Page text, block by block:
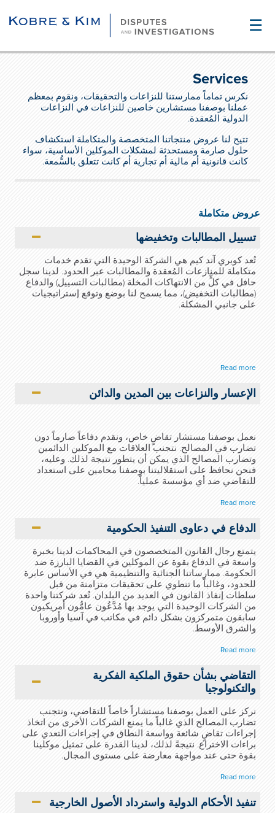
☰
Services
نكرس تماماً ممارستنا للنزاعات والتحقيقات، ونقوم بمعظم
عملنا بوصفنا مستشارين خاصين للنزاعات في النزاعات
الدولية المُعقدة.
تتيح لنا عروض منتجاتنا المتخصصة والمتكاملة استكشاف
حلول صارمة ومستحدثة لمشكلات الموكلين الأساسية، سواء
كانت قانونية أم مالية أم تجارية أم كانت تتعلق بالسُّمعة.
عروض متكاملة
تسييل المطالبات وتخفيضها
تُعد كوبري آند كيم هي الشركة الوحيدة التي تقدم خدمات
متكاملة للمنازعات المُعقدة والمطالبات عبر الحدود. لدينا سجل
حافل في كلٍّ من الانتهاكات المخلة (مطالبات التسييل) والدفاع
(مطالبات التخفيض)، مما يسمح لنا بوضع وتوقع إستراتيجيات
على جانبي المشكلة.
Read more
الإعسار والنزاعات بين المدين والدائن
نعمل بوصفنا مستشار تقاضٍ خاص، ونقدم دفاعاً صارماً دون
تضارب في المصالح. نتجنب العلاقات مع الموكلين الدائمين
وتضارب المصالح الذي يمكن أن يتطور نتيجة لذلك. وعليه،
فنحن نحافظ على استقلاليتنا بوصفنا محامين على استعداد
للتقاضي ضد أي مؤسسة عملياً.
Read more
الدفاع في دعاوى التنفيذ الحكومية
يتمتع رجال القانون المتخصصون في المحاكمات لدينا بخبرة
واسعة في الدفاع بقوة عن الموكلين في القضايا البارزة ضد
الحكومة. ممارساتنا الجنائية والتنظيمية هي في الأساس عابرة
للحدود، وغالباً ما تنطوي على تحقيقات متزامنة من قبل
سلطات إنفاذ القانون في العديد من البلدان. تُعد شركتنا واحدة
من الشركات الوحيدة التي يوجد بها مُدَّعُون عامُّون أمريكيون
سابقون متمركزون بشكل دائم في مكاتب في آسيا وأوروبا
والشرق الأوسط.
Read more
التقاضي بشأن حقوق الملكية الفكرية
والتكنولوجيا
نركز على العمل بوصفنا مستشاراً خاصاً للتقاضي، ونتجنب
تضارب المصالح الذي غالباً ما يمنع الشركات الأخرى من اتخاذ
إجراءات تقاضٍ شائعة وواسعة النطاق في إجراءات التعدي على
براءات الاختراع. نتيجةً لذلك، لدينا القدرة على تمثيل موكلينا
بقوة حتى عند مواجهة معارضة على مستوى المجال.
Read more
تنفيذ الأحكام الدولية واسترداد الأصول الخارجية